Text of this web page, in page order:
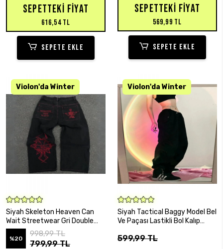
SEPETTEKI FIYAT
616,54 TL
SEPETE EKLE
SEPETTEKI FIYAT
569,99 TL
SEPETE EKLE
SEPETE EKLE
Siyah Skeleton Heaven Can
Wait Streetwear Gri Double
Fire Skull Streetwear Yıkamalı
Jean Pantolon
%20
998,99 TL
799,99 TL
SEPETE EKLE
Siyah Tactical Baggy Model Bel
Ve Paçası Lastikli Bol Kalıp
599,99 TL